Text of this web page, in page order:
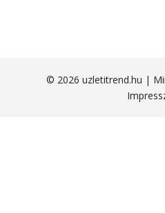
© 2026 uzletitrend.hu |